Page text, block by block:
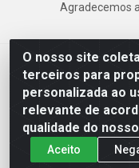
O nosso site
terceiros para
personalizada ao
relevante de
qualidade do
Aceito
Agradecemos
Deskontão Atacado -
Imbiribeira - Recife/PE -